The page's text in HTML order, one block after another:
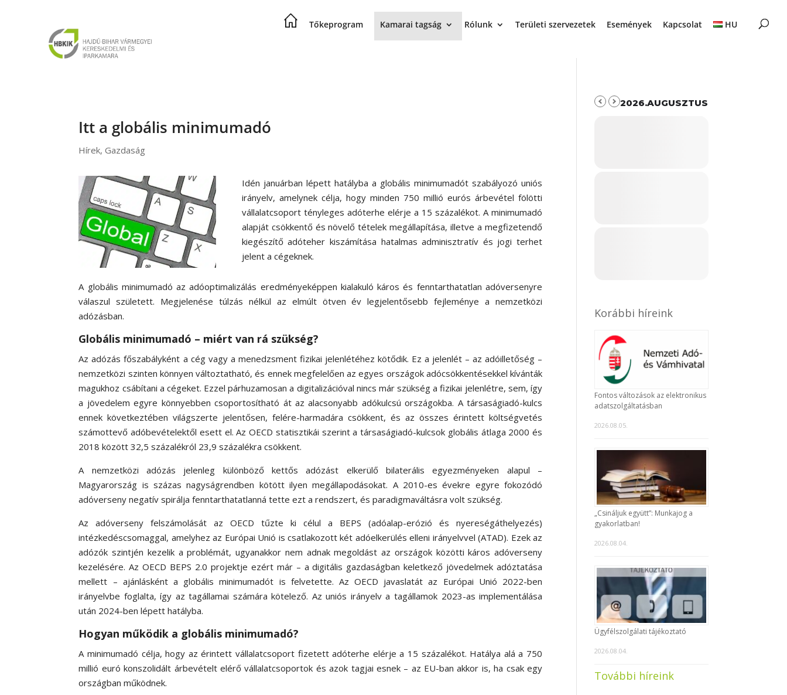
Tőkeprogram Kamarai tagság Rólunk Területi szervezetek Események Kapcsolat HU
Itt a globális minimumadó
Hírek,Gazdaság
Idén januárban lépett hatályba a globális minimumadót szabályozó uniós
irányelv, amelynek célja, hogy minden 750 millió eurós árbevétel fölötti
vállalatcsoport tényleges adóterhe elérje a 15 százalékot. A minimumadó
alapját csökkentő és növelő tételek megállapítása, illetve a megfizetendő
kiegészítő adóteher kiszámítása hatalmas adminisztratív és jogi terhet
jelent a cégeknek.
A globális minimumadó az adóoptimalizálás eredményeképpen kialakuló káros és fenntarthatatlan adóversenyre
válaszul született. Megjelenése túlzás nélkül az elmúlt ötven év legjelentősebb fejleménye a nemzetközi
adózásban.
Globális minimumadó – miért van rá szükség?
Az adózás főszabályként a cég vagy a menedzsment fizikai jelenlétéhez kötődik. Ez a jelenlét – az adóilletőség –
nemzetközi szinten könnyen változtatható, és ennek megfelelően az egyes országok adócsökkentésekkel kívánták
magukhoz csábítani a cégeket. Ezzel párhuzamosan a digitalizációval nincs már szükség a fizikai jelenlétre, sem, így
a jövedelem egyre könnyebben csoportosítható át az alacsonyabb adókulcsú országokba. A társaságiadó-kulcs
ennek következtében világszerte jelentősen, felére-harmadára csökkent, és az összes érintett költségvetés
számottevő adóbevételektől esett el. Az OECD statisztikái szerint a társaságiadó-kulcsok globális átlaga 2000 és
2018 között 32,5 százalékról 23,9 százalékra csökkent.
A nemzetközi adózás jelenleg különböző kettős adózást elkerülő bilaterális egyezményeken alapul –
Magyarország is százas nagyságrendben kötött ilyen megállapodásokat. A 2010-es évekre egyre fokozódó
adóverseny negatív spirálja fenntarthatatlanná tette ezt a rendszert, és paradigmaváltásra volt szükség.
Az adóverseny felszámolását az OECD tűzte ki célul a BEPS (adóalap-erózió és nyereségáthelyezés)
intézkedéscsomaggal, amelyhez az Európai Unió is csatlakozott két adóelkerülés elleni irányelvvel (ATAD). Ezek az
adózók szintjén kezelik a problémát, ugyanakkor nem adnak megoldást az országok közötti káros adóverseny
kezelésére. Az OECD BEPS 2.0 projektje ezért már – a digitális gazdaságban keletkező jövedelmek adóztatása
mellett – ajánlásként a globális minimumadót is felvetette. Az OECD javaslatát az Európai Unió 2022-ben
irányelvbe foglalta, így az tagállamai számára kötelező. Az uniós irányelv a tagállamok 2023-as implementálása
után 2024-ben lépett hatályba.
Hogyan működik a globális minimumadó?
A minimumadó célja, hogy az érintett vállalatcsoport fizetett adóterhe elérje a 15 százalékot. Hatálya alá a 750
millió euró konszolidált árbevételt elérő vállalatcsoportok és azok tagjai esnek – az EU-ban akkor is, ha csak egy
országban működnek.
2026.AUGUSZTUS
Korábbi híreink
Fontos változások az elektronikus
adatszolgáltatásban
2026.08.05.
„Csináljuk együtt”: Munkajog a
gyakorlatban!
2026.08.04.
Ügyfélszolgálati tájékoztató
2026.08.04.
További híreink